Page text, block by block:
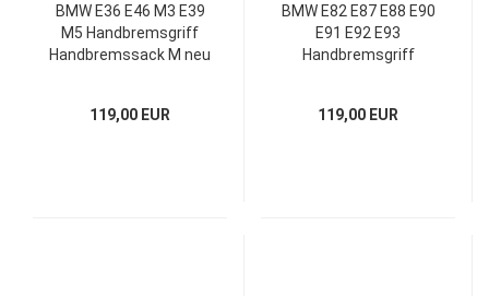
BMW E36 E46 M3 E39
M5 Handbremsgriff
Handbremssack M neu
119,00 EUR
BMW E82 E87 E88 E90
E91 E92 E93
Handbremsgriff
Design G25
119,00 EUR